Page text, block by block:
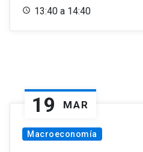
13:40 a 14:40
19 MAR
Macroeconomía